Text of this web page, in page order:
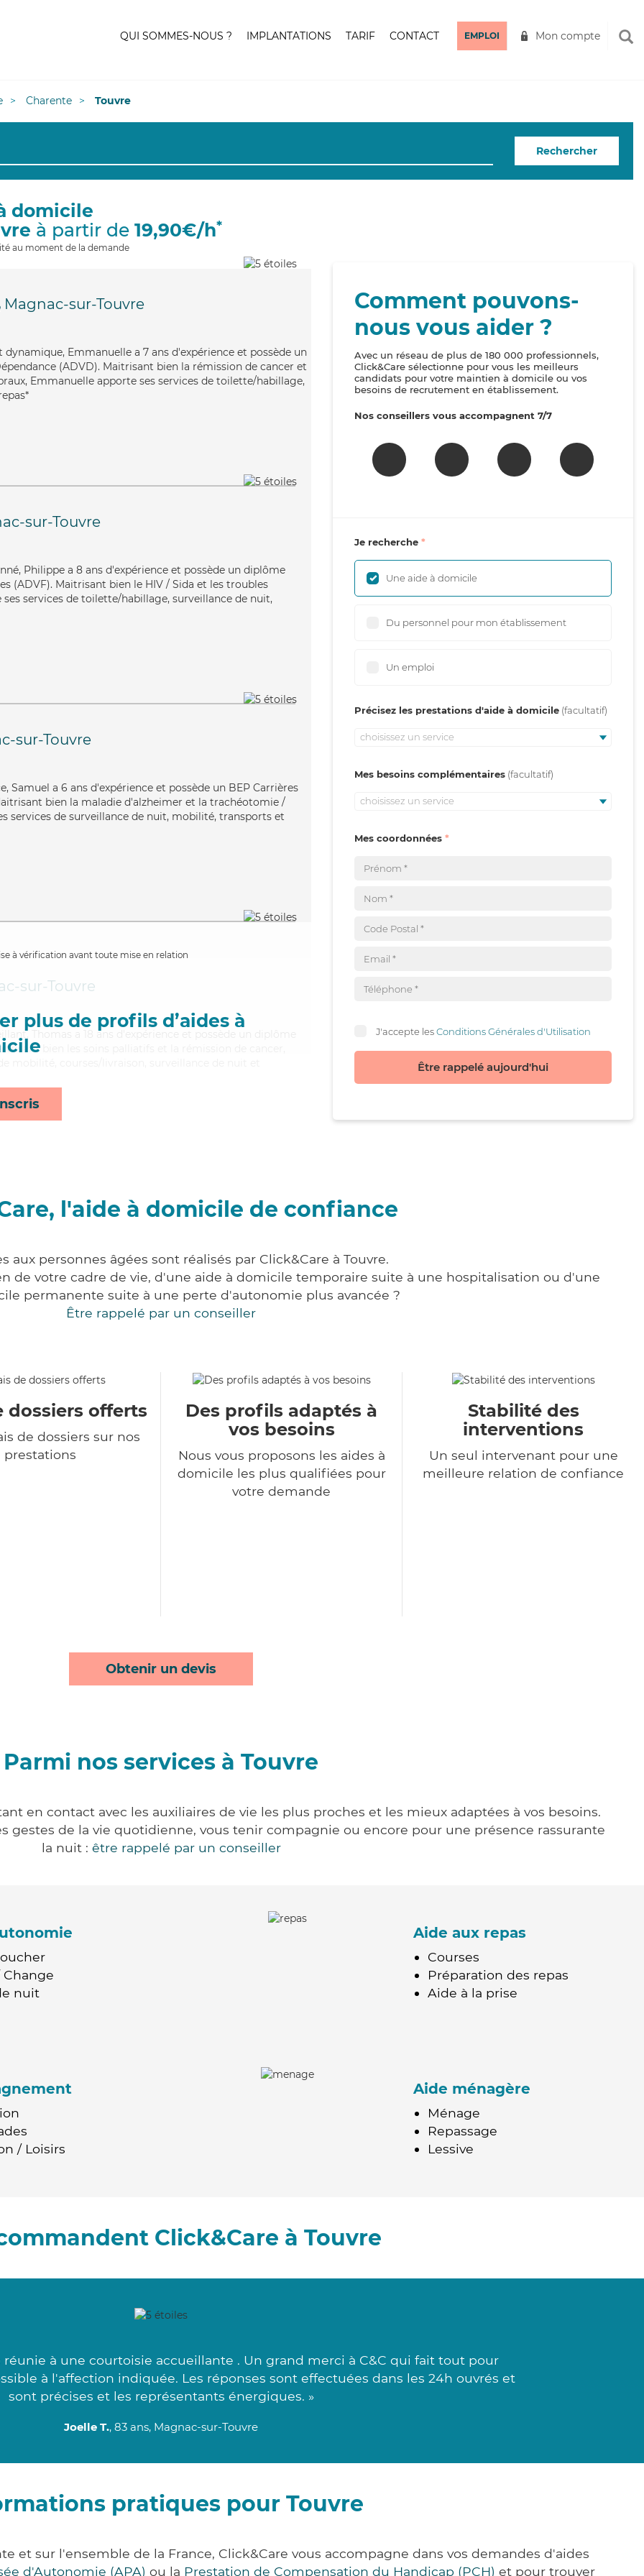
QUI SOMMES-NOUS ? IMPLANTATIONS TARIF CONTACT EMPLOI Mon compte
Charente Touvre
Rechercher
domicile
à partir de 19,90€/h*
au moment de la demande
Magnac-sur-Touvre
dynamique, Emmanuelle a 7 ans d'expérience et possède un
(ADVD). Maitrisant bien la rémission de cancer et
Emmanuelle apporte ses services de toilette/habillage,
sur-Touvre
Philippe a 8 ans d'expérience et possède un diplôme
(ADVF). Maitrisant bien le HIV / Sida et les troubles
services de toilette/habillage, surveillance de nuit,
sur-Touvre
Samuel a 6 ans d'expérience et possède un BEP Carrières
bien la maladie d'alzheimer et la trachéotomie /
services de surveillance de nuit, mobilité, transports et
à vérification avant toute mise en relation
plus de profils d’aides à
sur-Touvre
Thomas a 18 ans d'expérience et possède un diplôme
bien les soins palliatifs et la rémission de cancer,
Comment pouvons-
nous vous aider ?
Avec un réseau de plus de 180 000 professionnels,
Click&Care sélectionne pour vous les meilleurs
candidats pour votre maintien à domicile ou vos
besoins de recrutement en établissement.
Nos conseillers vous accompagnent 7/7
Je recherche
Une aide à domicile
Du personnel pour mon établissement
Un emploi
Précisez les prestations d'aide à domicile
choisissez un service
Mes besoins complémentaires
choisissez un service
Mes coordonnées
J'accepte lesConditions Générales d'Utilisation
Être rappelé aujourd'hui
l'aide à domicile de confiance
aux personnes âgées sont réalisés par Click&Care à Touvre.
de votre cadre de vie, d'une aide à domicile temporaire suite à une hospitalisation ou d'une
permanente suite à une perte d'autonomie plus avancée ?
Être rappelé par un conseiller
dossiers offerts
de dossiers sur nos
prestations
Des profils adaptés à
vos besoins
Nous vous proposons les aides à
domicile les plus qualifiées pour
votre demande
Stabilité des
interventions
Un seul intervenant pour une
meilleure relation de confiance
Obtenir un devis
Parmi nos services à Touvre
en contact avec les auxiliaires de vie les plus proches et les mieux adaptées à vos besoins.
gestes de la vie quotidienne, vous tenir compagnie ou encore pour une présence rassurante
la nuit : être rappelé par un conseiller
nuit
Aide aux repas
Courses
Préparation des repas
Aide à la prise
/ Loisirs
Aide ménagère
Ménage
Repassage
Lessive
Click&Care à Touvre
à une courtoisie accueillante . Un grand merci à C&C qui fait tout pour
à l'affection indiquée. Les réponses sont effectuées dans les 24h ouvrés et
sont précises et les représentants énergiques. »
Joelle T., 83 ans, Magnac-sur-Touvre
pratiques pour Touvre
et sur l'ensemble de la France, Click&Care vous accompagne dans vos demandes d'aides
d'Autonomie (APA) ou la Prestation de Compensation du Handicap (PCH) et pour trouver